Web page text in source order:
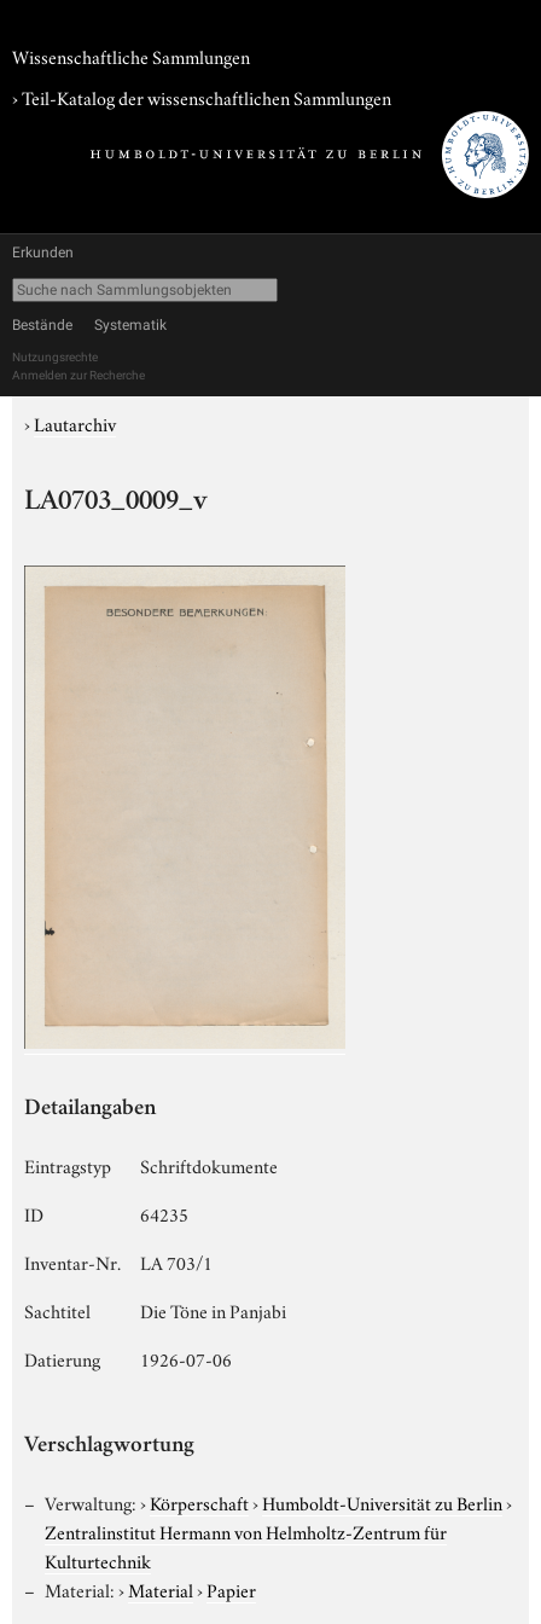
Wissenschaftliche Sammlungen
› Teil-Katalog der wissenschaftlichen Sammlungen
Erkunden
Bestände Systematik
Nutzungsrechte
Anmelden zur Recherche
›Lautarchiv
LA0703_0009_v
Detailangaben
Eintragstyp
Schriftdokumente
ID
64235
Inventar-Nr.
LA 703/1
Sachtitel
Die Töne in Panjabi
Datierung
1926-07-06
Verschlagwortung
Verwaltung:›Körperschaft›Humboldt-Universität zu Berlin›
Zentralinstitut Hermann von Helmholtz-Zentrum für
Kulturtechnik
Material:›Material›Papier